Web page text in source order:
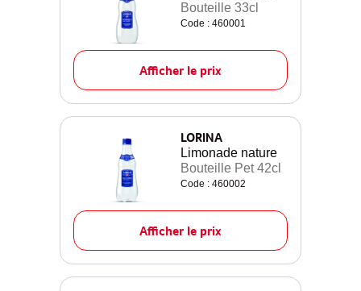
Bouteille 33cl
Code : 460001
Afficher le prix
LORINA
Limonade nature
Bouteille Pet 42cl
Code : 460002
Afficher le prix